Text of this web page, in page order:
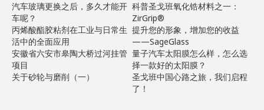
汽车玻璃更换之后，多久才能开
车呢？
丙烯酸酯胶粘剂在工业与日常生
活中的全面应用
安徽省六安市皋陶大桥过河挂管
项目
关于砂轮与磨削（一）
科普圣戈班氧化锆材料之一：
ZirGrip®
提升您的形象，增加您的收益
——SageGlass
量子汽车太阳膜怎么样，怎么选
择一款好的太阳膜？
圣戈班中国心路之旅，我们启程
了！